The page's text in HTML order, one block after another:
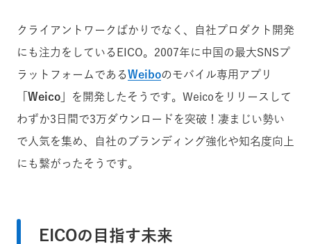
クライアントワークばかりでなく、自社プロダクト開発
にも注力をしているEICO。2007年に中国の最大SNSプ
ラットフォームであるWeiboのモバイル専用アプリ
「Weico」
を開発したそうです。Weicoをリリースして
わずか3日間で3万ダウンロードを突破！凄まじい勢い
で人気を集め、自社のブランディング強化や知名度向上
にも繋がったそうです。
EICOの目指す未来